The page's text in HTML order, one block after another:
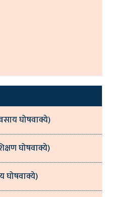
घोषवाक्ये)
घोषवाक्ये)
घोषवाक्ये)